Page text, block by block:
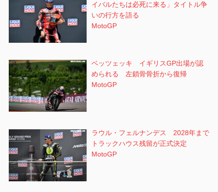
イバルたちは必死に来る」タイトル争
いの行方を語る
MotoGP
ベッツェッキ イギリスGP出場が認
められる 左鎖骨骨折から復帰
MotoGP
ラウル・フェルナンデス 2028年まで
トラックハウス残留が正式決定
MotoGP